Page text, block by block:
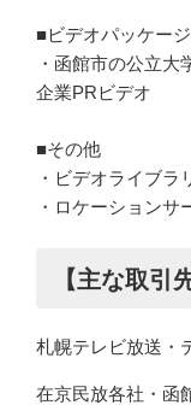
■ビデオパッケー
・函館市の公立大
企業PRビデオ
■その他
・ビデオライブラ
・ロケーションサ
【主な取引
札幌テレビ放送・
在京民放各社・